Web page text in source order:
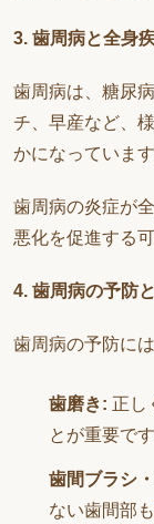
3. 歯周病と全身
歯周病は、糖尿
チ、早産など、
かになっています
歯周病の炎症が
悪化を促進する
4. 歯周病の予防
歯周病の予防に
歯磨き: 正し
とが重要です
歯間ブラシ
ない歯間部